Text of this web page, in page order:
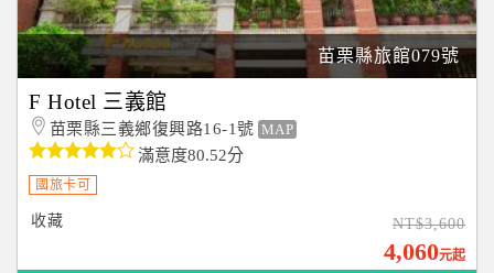
苗栗縣旅館079號
F Hotel 三義館
苗栗縣三義鄉復興路16-1號 MAP
滿意度80.52分
國旅卡可
收藏 NT$3,600
4,060元起